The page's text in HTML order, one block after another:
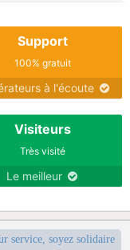
Support
100% gratuit
à l'écoute
Visiteurs
Très visité
Le meilleur
service, soyez solidaire